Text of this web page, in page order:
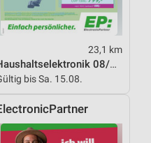
23,1 km
Haushaltselektronik 08/2026
bis Sa. 15.08.